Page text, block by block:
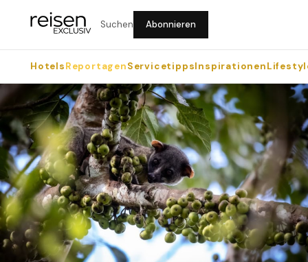
Suchen Abonnieren
HotelsReportagenServicetippsInspirationen